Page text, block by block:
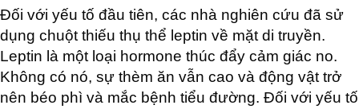
Đối với yếu tố đầu tiên, các nhà nghiên cứu đã sử
dụng chuột thiếu thụ thể leptin về mặt di truyền.
Leptin là một loại hormone thúc đẩy cảm giác no.
Không có nó, sự thèm ăn vẫn cao và động vật trở
nên béo phì và mắc bệnh tiểu đường. Đối với yếu tố